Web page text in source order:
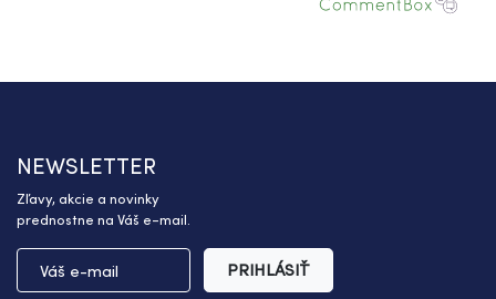
NEWSLETTER
Zľavy, akcie a novinky
prednostne na Váš e-mail.
PRIHLÁSIŤ